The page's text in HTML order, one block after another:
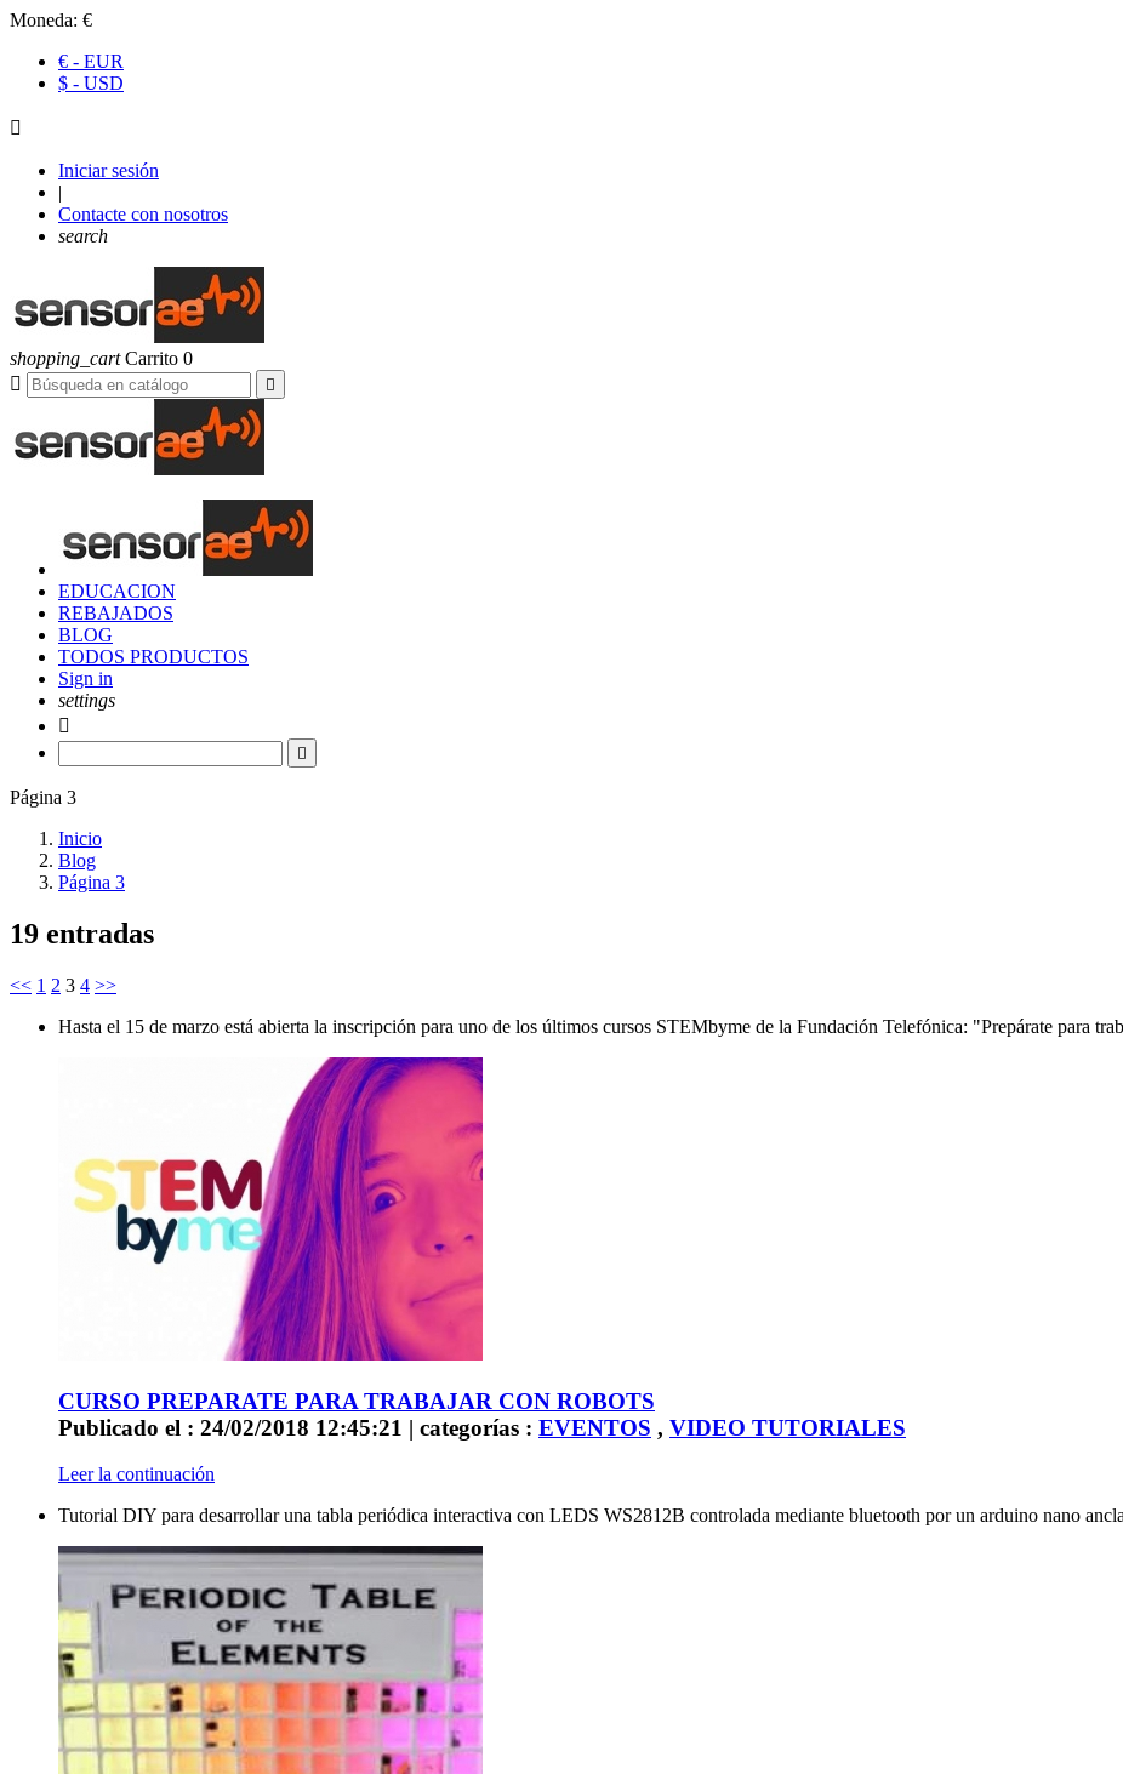
Moneda: €
€ - EUR
$ - USD

Iniciar sesión
|
Contacte con nosotros
search
shopping_cart Carrito 0


EDUCACION
REBAJADOS
BLOG
TODOS PRODUCTOS
Sign in
settings


Página 3
Inicio
Blog
Página 3
19 entradas
<< 1 2 3 4 >>
Hasta el 15 de marzo está abierta la inscripción para uno de los últimos cursos STEMbyme de la Fundación Telefónica: "Prepárate para
CURSO PREPARATE PARA TRABAJAR CON ROBOTS
Publicado el : 24/02/2018 12:45:21 | categorías : EVENTOS , VIDEO TUTORIALES
Leer la continuación
Tutorial DIY para desarrollar una tabla periódica interactiva con LEDS WS2812B controlada mediante bluetooth por un arduino nano